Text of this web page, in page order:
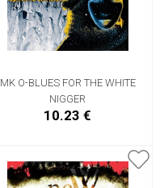
MK O-BLUES FOR THE WHITE
NIGGER
10.23 €